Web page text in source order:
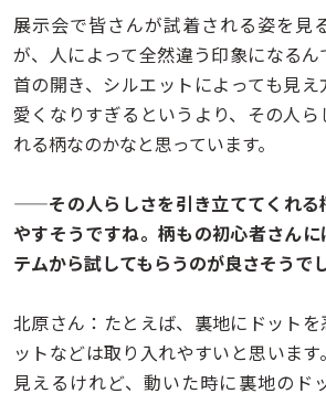
展示会で皆さんが試着される姿を見
が、人によって全然違う印象になる
首の開き、シルエットによっても見
愛くなりすぎるというより、その人ら
れる柄なのかなと思っています。
——その人らしさを引き立ててくれる
やすそうですね。柄もの初心者さん
テムから試してもらうのが良さそうで
北原さん：たとえば、裏地にドット
ットなどは取り入れやすいと思いま
見えるけれど、動いた時に裏地のド